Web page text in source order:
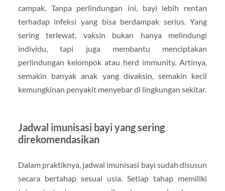
campak. Tanpa perlindungan ini, bayi lebih rentan
terhadap infeksi yang bisa berdampak serius. Yang
sering terlewat, vaksin bukan hanya melindungi
individu, tapi juga membantu menciptakan
perlindungan kelompok atau herd immunity. Artinya,
semakin banyak anak yang divaksin, semakin kecil
kemungkinan penyakit menyebar di lingkungan sekitar.
Jadwal imunisasi bayi yang sering
direkomendasikan
Dalam praktiknya, jadwal imunisasi bayi sudah disusun
secara bertahap sesuai usia. Setiap tahap memiliki